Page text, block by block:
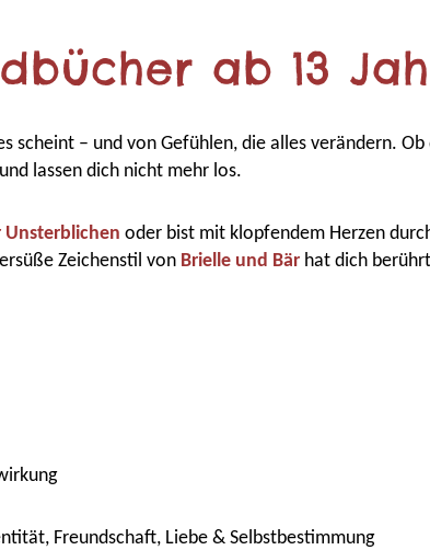
ab 13
scheint – und von Gefühlen, die alles verändern.
lassen dich nicht mehr los.
Unsterblichen oder bist mit klopfendem Herzen
Zeichenstil von Brielle und Bär hat dich
Freundschaft, Liebe & Selbstbestimmung